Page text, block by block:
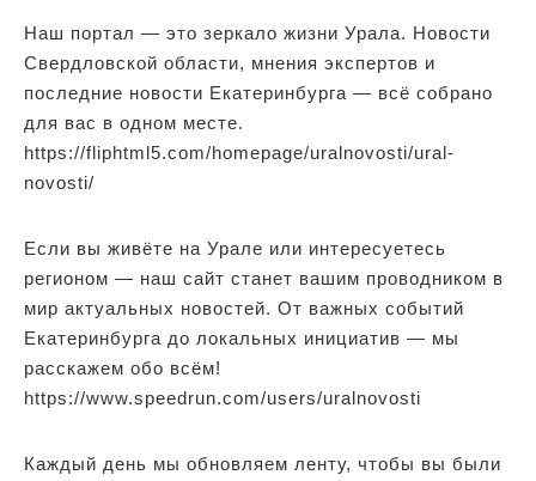
Наш портал — это зеркало жизни Урала. Новости
Свердловской области, мнения экспертов и
последние новости Екатеринбурга — всё собрано
для вас в одном месте.
https://fliphtml5.com/homepage/uralnovosti/ural-
novosti/
Если вы живёте на Урале или интересуетесь
регионом — наш сайт станет вашим проводником в
мир актуальных новостей. От важных событий
Екатеринбурга до локальных инициатив — мы
расскажем обо всём!
https://www.speedrun.com/users/uralnovosti
Каждый день мы обновляем ленту, чтобы вы были